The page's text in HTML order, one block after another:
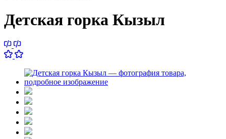
Детская горка Кызыл